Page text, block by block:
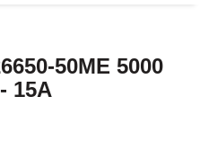
50ME 5000
15А